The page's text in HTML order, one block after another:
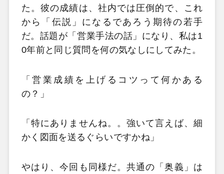
た。彼の成績は、社内では圧倒的で、これ
から「伝説」になるであろう期待の若手
だ。話題が「営業手法の話」になり、私は1
0年前と同じ質問を何の気なしにしてみた。
「営業成績を上げるコツって何かある
の？」
「特にありませんね。。強いて言えば、細
かく図面を送るぐらいですかね」
やはり、今回も同様だ。共通の「奥義」は